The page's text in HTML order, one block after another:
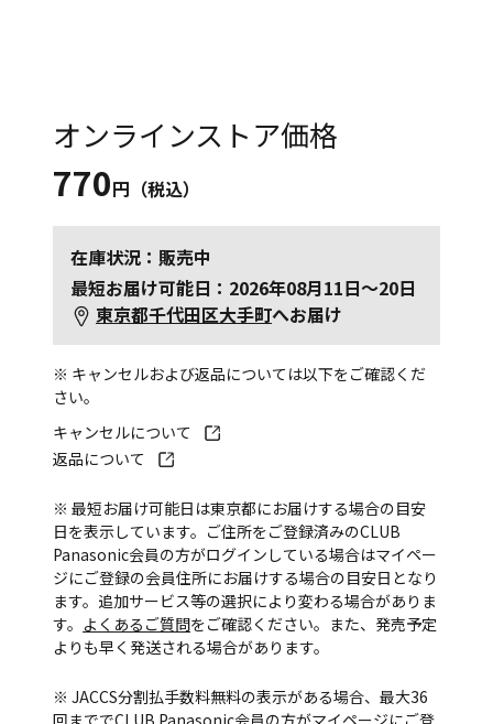
オンラインストア価格
770円（税込）
在庫状況：販売中
最短お届け可能日：2026年08月11日～20日
東京都千代田区大手町へお届け
※ キャンセルおよび返品については以下をご確認くだ
さい。
キャンセルについて
返品について
※ 最短お届け可能日は東京都にお届けする場合の目安
日を表示しています。ご住所をご登録済みのCLUB
Panasonic会員の方がログインしている場合はマイペー
ジにご登録の会員住所にお届けする場合の目安日となり
ます。追加サービス等の選択により変わる場合がありま
す。 よくあるご質問をご確認ください。また、発売予定
よりも早く発送される場合があります。
※ JACCS分割払手数料無料の表示がある場合、最大36
回まででCLUB Panasonic会員の方がマイページにご登